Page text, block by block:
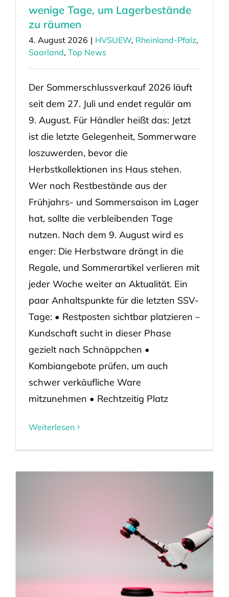
wenige Tage, um Lagerbestände
zu räumen
4. August 2026 | HVSUEW, Rheinland-Pfalz,
Saarland, Top News
Der Sommerschlussverkauf 2026 läuft
seit dem 27. Juli und endet regulär am
9. August. Für Händler heißt das: Jetzt
ist die letzte Gelegenheit, Sommerware
loszuwerden, bevor die
Herbstkollektionen ins Haus stehen.
Wer noch Restbestände aus der
Frühjahrs- und Sommersaison im Lager
hat, sollte die verbleibenden Tage
nutzen. Nach dem 9. August wird es
enger: Die Herbstware drängt in die
Regale, und Sommerartikel verlieren mit
jeder Woche weiter an Aktualität. Ein
paar Anhaltspunkte für die letzten SSV-
Tage: • Restposten sichtbar platzieren –
Kundschaft sucht in dieser Phase
gezielt nach Schnäppchen •
Kombiangebote prüfen, um auch
schwer verkäufliche Ware
mitzunehmen • Rechtzeitig Platz
Weiterlesen